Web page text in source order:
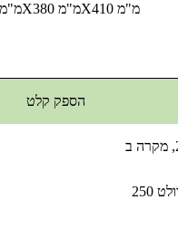
470 מ"מX380 מ"מX410 מ"מ
הספק קלט